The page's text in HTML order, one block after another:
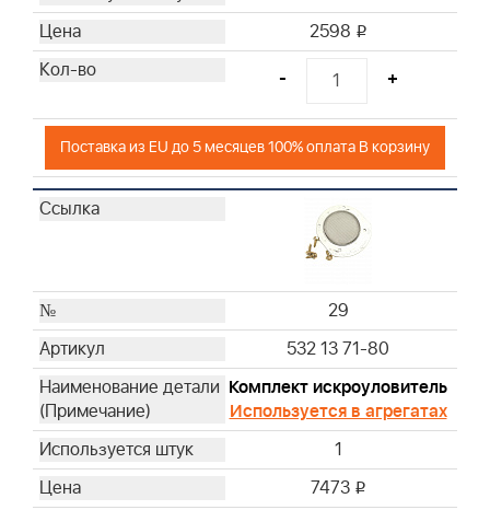
2598 i
- +
Поставка из EU до 5 месяцев 100% оплата В корзину
29
532 13 71-80
Комплект искроуловитель
Используется в агрегатах
1
7473 i